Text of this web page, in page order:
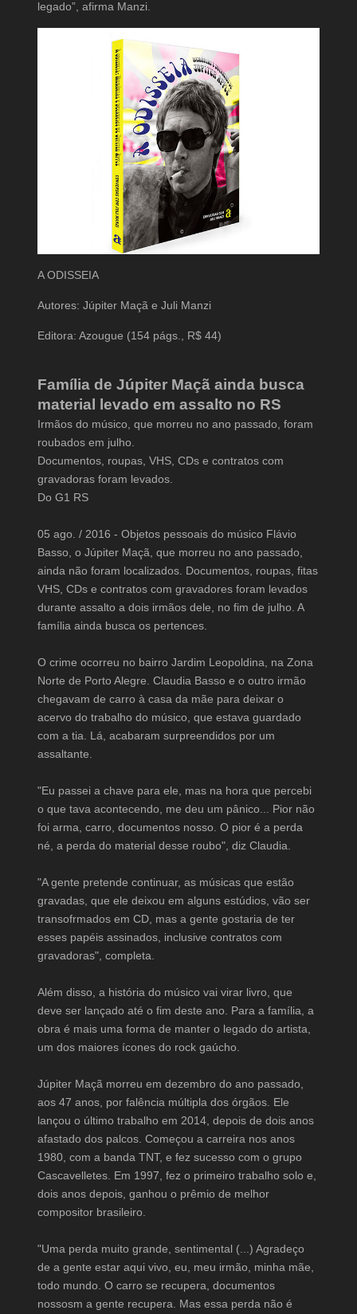
legado”, afirma Manzi.
A ODISSEIA
Autores: Júpiter Maçã e Juli Manzi
Editora: Azougue (154 págs., R$ 44)
Família de Júpiter Maçã ainda busca
material levado em assalto no RS
Irmãos do músico, que morreu no ano passado, foram
roubados em julho.
Documentos, roupas, VHS, CDs e contratos com
gravadoras foram levados.
Do G1 RS
05 ago. / 2016 - Objetos pessoais do músico Flávio
Basso, o Júpiter Maçã, que morreu no ano passado,
ainda não foram localizados. Documentos, roupas, fitas
VHS, CDs e contratos com gravadores foram levados
durante assalto a dois irmãos dele, no fim de julho. A
família ainda busca os pertences.
O crime ocorreu no bairro Jardim Leopoldina, na Zona
Norte de Porto Alegre. Claudia Basso e o outro irmão
chegavam de carro à casa da mãe para deixar o
acervo do trabalho do músico, que estava guardado
com a tia. Lá, acabaram surpreendidos por um
assaltante.
"Eu passei a chave para ele, mas na hora que percebi
o que tava acontecendo, me deu um pânico... Pior não
foi arma, carro, documentos nosso. O pior é a perda
né, a perda do material desse roubo", diz Claudia.
"A gente pretende continuar, as músicas que estão
gravadas, que ele deixou em alguns estúdios, vão ser
transofrmados em CD, mas a gente gostaria de ter
esses papéis assinados, inclusive contratos com
gravadoras", completa.
Além disso, a história do músico vai virar livro, que
deve ser lançado até o fim deste ano. Para a família, a
obra é mais uma forma de manter o legado do artista,
um dos maiores ícones do rock gaúcho.
Júpiter Maçã morreu em dezembro do ano passado,
aos 47 anos, por falência múltipla dos órgãos. Ele
lançou o último trabalho em 2014, depois de dois anos
afastado dos palcos. Começou a carreira nos anos
1980, com a banda TNT, e fez sucesso com o grupo
Cascavelletes. Em 1997, fez o primeiro trabalho solo e,
dois anos depois, ganhou o prêmio de melhor
compositor brasileiro.
"Uma perda muito grande, sentimental (...) Agradeço
de a gente estar aqui vivo, eu, meu irmão, minha mãe,
todo mundo. O carro se recupera, documentos
nossosm a gente recupera. Mas essa perda não é